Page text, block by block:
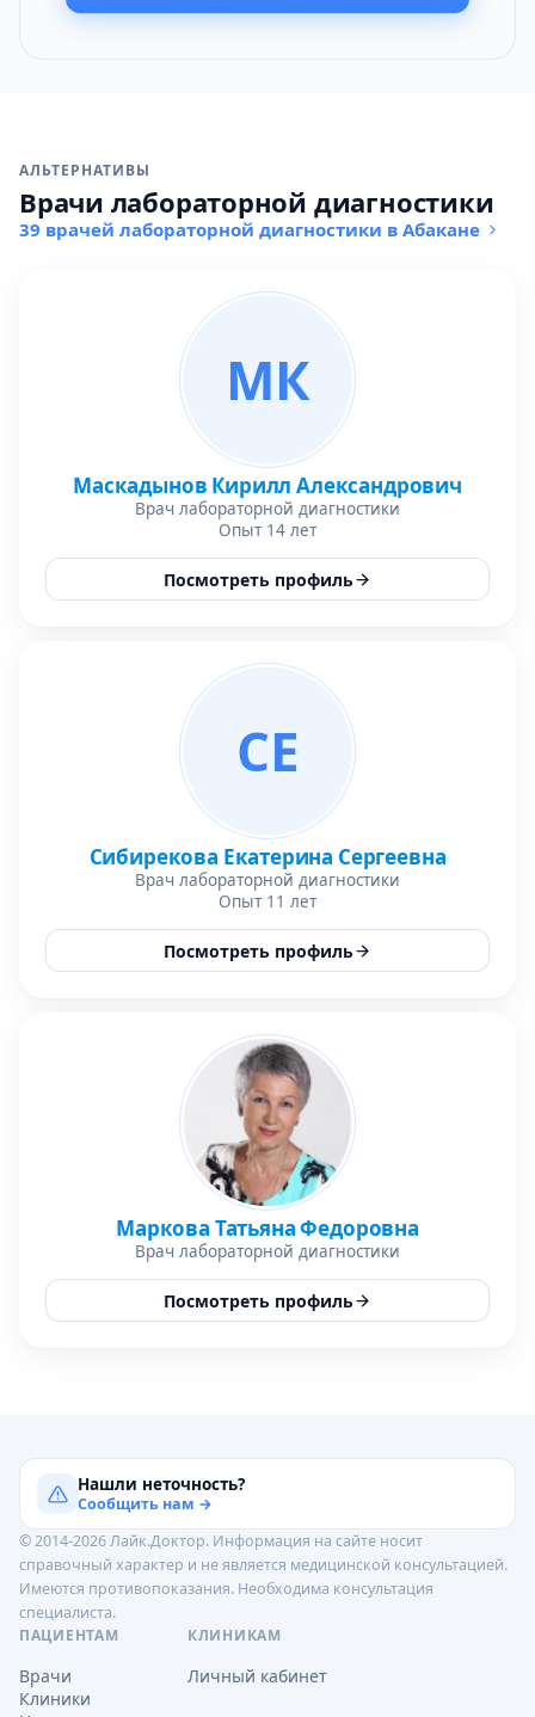
АЛЬТЕРНАТИВЫ
Врачи лабораторной диагностики
39 врачей лабораторной диагностики в Абакане
МК
Маскадынов Кирилл Александрович
Врач лабораторной диагностики
Опыт 14 лет
Посмотреть профиль
СЕ
Сибирекова Екатерина Сергеевна
Врач лабораторной диагностики
Опыт 11 лет
Посмотреть профиль
Маркова Татьяна Федоровна
Врач лабораторной диагностики
Посмотреть профиль
Нашли неточность?
Сообщить нам →
© 2014-2026 Лайк.Доктор. Информация на сайте носит
справочный характер и не является медицинской консультацией.
Имеются противопоказания. Необходима консультация
специалиста.
ПАЦИЕНТАМ
Врачи
Клиники
КЛИНИКАМ
Личный кабинет